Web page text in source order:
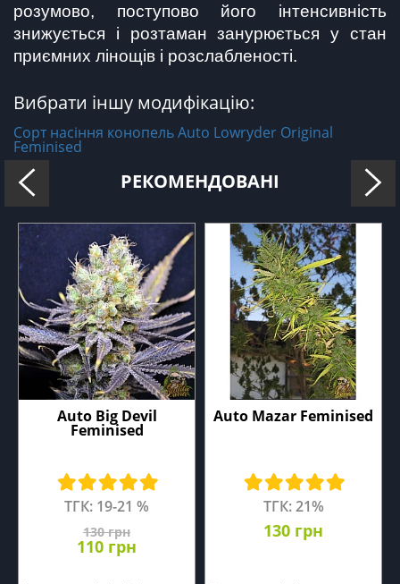
розумово, поступово його інтенсивність
знижується і розтаман занурюється у стан
приємних лінощів і розслабленості.
Вибрати іншу модифікацію:
Сорт насіння конопель Auto Lowryder Original
Feminised
РЕКОМЕНДОВАНІ
Auto Big Devil
Feminised
ТГК: 19-21 %
130 грн
110 грн
Auto Mazar Feminised
ТГК: 21%
130 грн